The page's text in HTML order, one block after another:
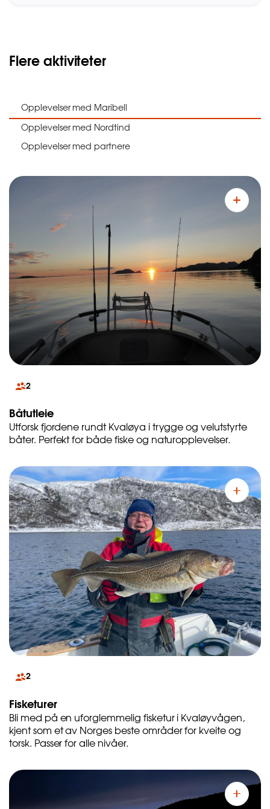
Flere aktiviteter
Opplevelser med Maribell
Opplevelser med Nordtind
Opplevelser med partnere
2
Båtutleie
Utforsk fjordene rundt Kvaløya i trygge og velutstyrte
båter. Perfekt for både fiske og naturopplevelser.
2
Fisketurer
Bli med på en uforglemmelig fisketur i Kvaløyvågen,
kjent som et av Norges beste områder for kveite og
torsk. Passer for alle nivåer.